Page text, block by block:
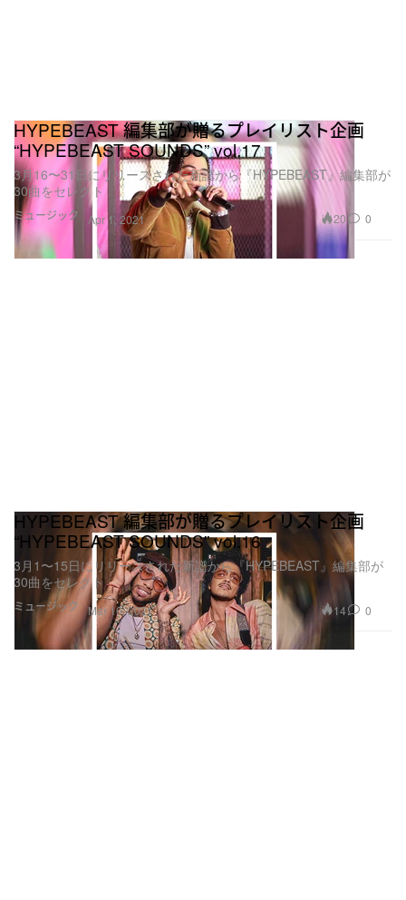
ミュージック
HYPEBEAST 編集部が贈るプレイリスト企画
“HYPEBEAST SOUNDS” vol.17
3月16〜31日にリリースされた新譜から『HYPEBEAST』編集部が
30曲をセレクト
Apr 1, 2021 20 0
ミュージック
HYPEBEAST 編集部が贈るプレイリスト企画
“HYPEBEAST SOUNDS” vol.16
3月1〜15日にリリースされた新譜から『HYPEBEAST』編集部が
30曲をセレクト
Mar 16, 2021 14 0